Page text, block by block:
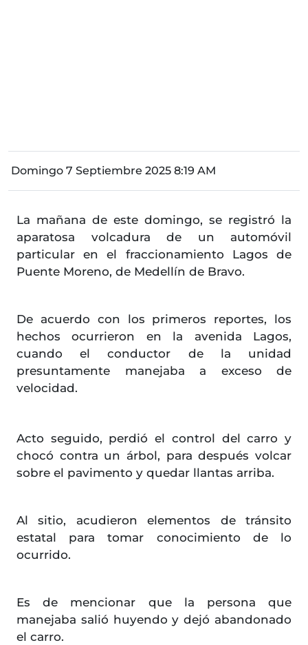
Domingo 7 Septiembre 2025 8:19 AM
La mañana de este domingo, se registró la
aparatosa volcadura de un automóvil
particular en el fraccionamiento Lagos de
Puente Moreno, de Medellín de Bravo.
De acuerdo con los primeros reportes, los
hechos ocurrieron en la avenida Lagos,
cuando el conductor de la unidad
presuntamente manejaba a exceso de
velocidad.
Acto seguido, perdió el control del carro y
chocó contra un árbol, para después volcar
sobre el pavimento y quedar llantas arriba.
Al sitio, acudieron elementos de tránsito
estatal para tomar conocimiento de lo
ocurrido.
Es de mencionar que la persona que
manejaba salió huyendo y dejó abandonado
el carro.